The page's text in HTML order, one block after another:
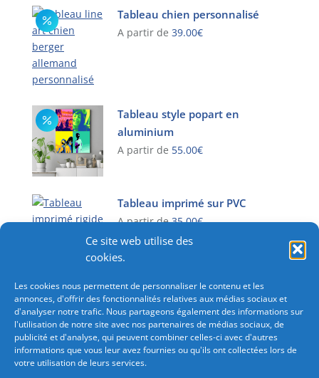
Ce site web utilise des
cookies.
Les cookies nous permettent de personnaliser le contenu et les
annonces, d'offrir des fonctionnalités relatives aux médias sociaux et
d'analyser notre trafic. Nous partageons également des informations sur
l'utilisation de notre site avec nos partenaires de médias sociaux, de
publicité et d'analyse, qui peuvent combiner celles-ci avec d'autres
informations que vous leur avez fournies ou qu'ils ont collectées lors de
votre utilisation de leurs services.
page
produit
peuvent
être
du
produit
plusieurs
variations.
choisies
sur
la
produit
Tableau chien personnalisé
A partir de 39.00€
variations.
Les
options
choisies
sur
produit
Tableau style popart en
aluminium
A partir de 55.00€
a
plusieurs
variations.
Les
peuvent
être
choisies
sur
la
page
Tableau imprimé sur PVC
A partir de35.00€
Ce
produit
plusieurs
variations.
Les
options
peuvent